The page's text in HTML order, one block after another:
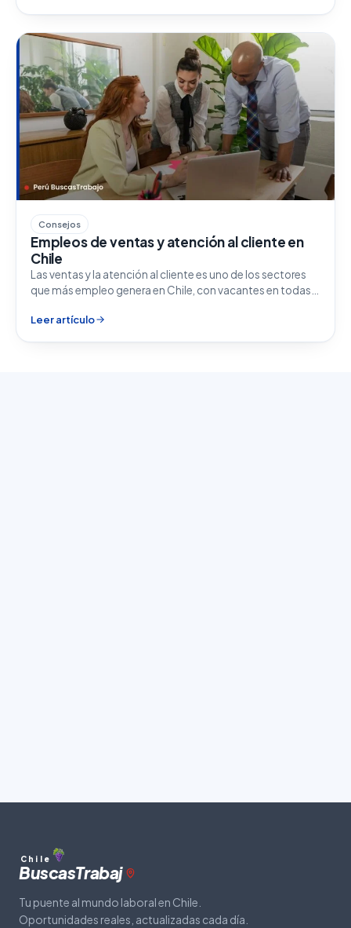
Consejos
Empleos de ventas y atención al cliente en
Chile
Las ventas y la atención al cliente es uno de los sectores
que más empleo genera en Chile, con vacantes en todas…
Leer artículo
Chile
BuscasTrabaj
Tu puente al mundo laboral en Chile.
Oportunidades reales, actualizadas cada día.